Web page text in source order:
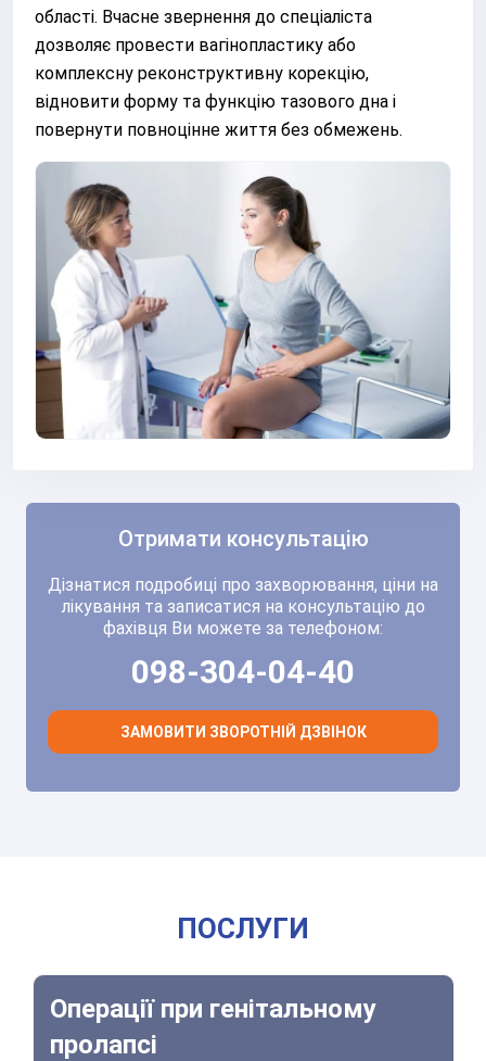
області. Вчасне звернення до спеціаліста
дозволяє провести вагінопластику або
комплексну реконструктивну корекцію,
відновити форму та функцію тазового дна і
повернути повноцінне життя без обмежень.
Отримати консультацію
Дізнатися подробиці про захворювання, ціни на
лікування та записатися на консультацію до
фахівця Ви можете за телефоном:
098-304-04-40
ЗАМОВИТИ ЗВОРОТНІЙ ДЗВІНОК
ПОСЛУГИ
Операції при генітальному пролапсі
Операції при генітальному
пролапсі